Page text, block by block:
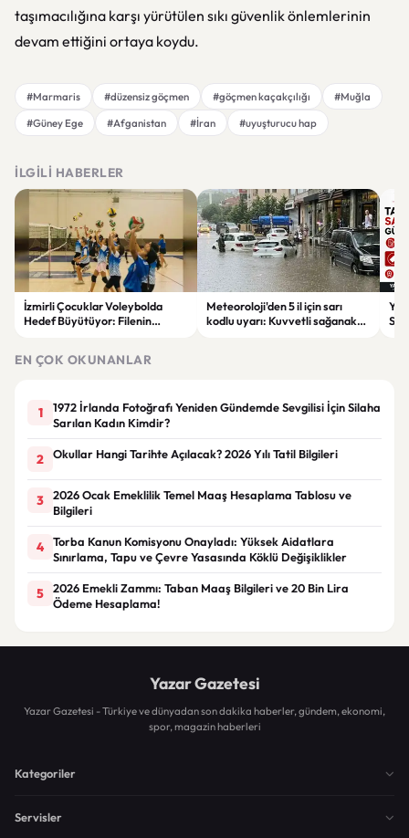
taşımacılığına karşı yürütülen sıkı güvenlik önlemlerinin
devam ettiğini ortaya koydu.
#Marmaris #düzensiz göçmen #göçmen kaçakçılığı
#Muğla
#Güney Ege
#Afganistan #İran #uyuşturucu hap
İLGILI HABERLER
İzmirli Çocuklar Voleybolda
Hedef Büyütüyor: Filenin
Meteoroloji'den 5 il için sarı
kodlu uyarı: Kuvvetli sağanak
EN ÇOK OKUNANLAR
1
1972 İrlanda Fotoğrafı Yeniden Gündemde Sevgilisi İçin Silaha
Sarılan Kadın Kimdir?
2 Okullar Hangi Tarihte Açılacak? 2026 Yılı Tatil Bilgileri
3
2026 Ocak Emeklilik Temel Maaş Hesaplama Tablosu ve
Bilgileri
4
Torba Kanun Komisyonu Onayladı: Yüksek Aidatlara
Sınırlama, Tapu ve Çevre Yasasında Köklü Değişiklikler
5
2026 Emekli Zammı: Taban Maaş Bilgileri ve 20 Bin Lira
Ödeme Hesaplama!
Yazar Gazetesi
Yazar Gazetesi - Türkiye ve dünyadan son dakika haberler, gündem, ekonomi,
spor, magazin haberleri
Kategoriler
Servisler